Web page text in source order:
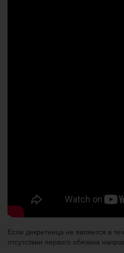
Если декретница не является в
отсутствии первого обязана